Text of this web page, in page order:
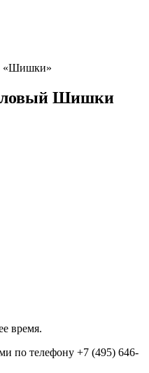
«Шишки»
Шишки
время.
по телефону +7 (495) 646-